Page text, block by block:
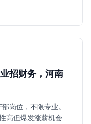
招财务，河南
岗位，不限专业。
高但爆发涨薪机会